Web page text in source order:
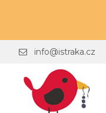
info@istraka.cz